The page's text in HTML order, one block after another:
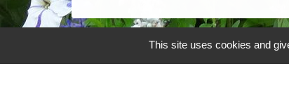
This site uses cookies and